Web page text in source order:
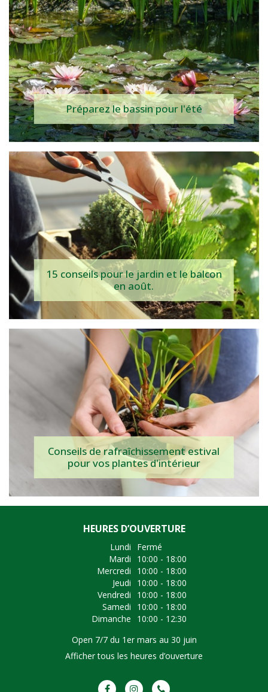
Préparez le bassin pour l'été
15 conseils pour le jardin et le balcon
en août.
Conseils de rafraîchissement estival
pour vos plantes d'intérieur
HEURES D’OUVERTURE
Lundi
Fermé
Mardi
10:00 - 18:00
Mercredi
10:00 - 18:00
Jeudi
10:00 - 18:00
Vendredi
10:00 - 18:00
Samedi
10:00 - 18:00
Dimanche
10:00 - 12:30
Open 7/7 du 1er mars au 30 juin
Afficher tous les heures d’ouverture